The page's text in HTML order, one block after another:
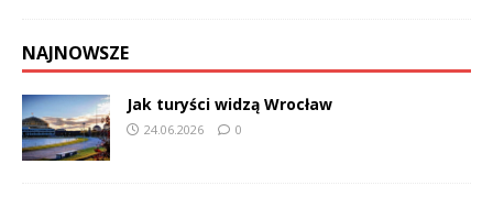
NAJNOWSZE
Jak turyści widzą Wrocław
24.06.2026 0